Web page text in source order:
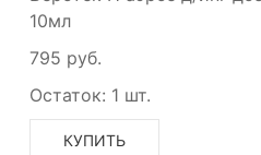
10мл
795 руб.
Остаток: 1 шт.
КУПИТЬ